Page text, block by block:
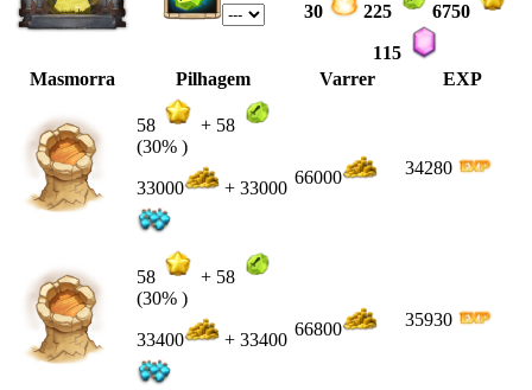
30 225 6750
115
Masmorra
Pilhagem Varrer EXP
58 + 58
(30% )
33000 + 33000
66000 34280
58 + 58
(30% )
33400 + 33400
66800 35930